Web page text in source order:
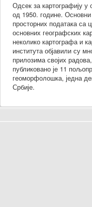
Одсек за картографију у
од 1950. године.
просторних података
основних географских
неколико картографа и
института објавили су
прилозима својих
публиковано је 11
геоморфолошка, једна
Србије.